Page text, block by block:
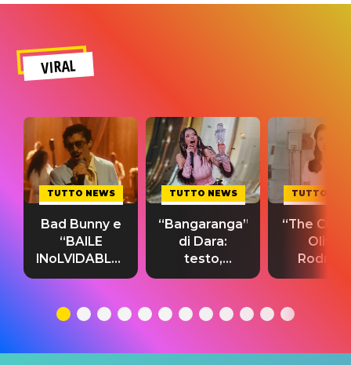
VIRAL
TUTTO NEWS
Bad Bunny e
“BAILE
INoLVIDABLE”:
testo,
significato
TUTTO NEWS
“Bangaranga”
di Dara:
testo,
traduzione e
del singolo
TUTTO
“The
Olivia
testo,